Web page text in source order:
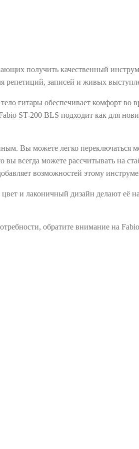
получить качественный
репетиций, записей и живых
гитары обеспечивает комфорт
ST-200 BLS подходит как для
Вы можете легко
всегда можете рассчитывать на
возможностей этому
и лаконичный дизайн делают
обратите внимание на